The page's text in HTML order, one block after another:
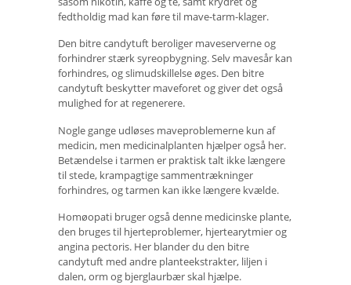
fedtholdig mad kan føre til mave-tarm-klager.
Den bitre candytuft beroliger maveserverne og
forhindrer stærk syreopbygning. Selv mavesår kan
forhindres, og slimudskillelse øges. Den bitre
candytuft beskytter maveforet og giver det også
mulighed for at regenerere.
Nogle gange udløses maveproblemerne kun af
medicin, men medicinalplanten hjælper også her.
Betændelse i tarmen er praktisk talt ikke længere
til stede, krampagtige sammentrækninger
forhindres, og tarmen kan ikke længere kvælde.
Homøopati bruger også denne medicinske plante,
den bruges til hjerteproblemer, hjertearytmier og
angina pectoris. Her blander du den bitre
candytuft med andre planteekstrakter, liljen i
dalen, orm og bjerglaurbær skal hjælpe.